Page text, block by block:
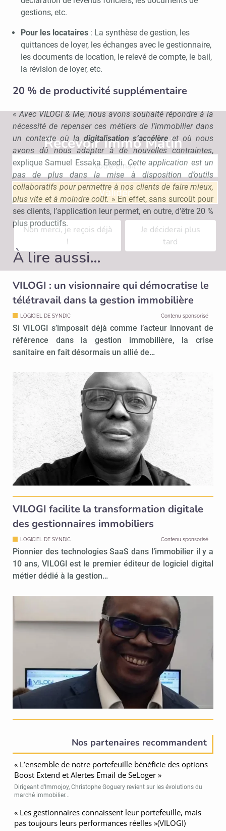
gestions, etc.
Pour les locataires: La synthèse de gestion, les
quittances de loyer, les échanges avec le gestionnaire,
les documents de location, le relevé de compte, le bail,
la révision de loyer, etc.
20 % de productivité supplémentaire
«Avec VILOGI & Me, nous avons souhaité répondre à la
nécessité de repenser ces métiers de l’immobilier dans
un contexte où la digitalisation s’accélère et où nous
avons dû nous adapter à de nouvelles contraintes,
explique Samuel Essaka Ekedi. Cette application est un
pas de plus dans la mise à disposition d’outils
collaboratifs pour permettre à nos clients de faire mieux,
plus vite et à moindre coût.» En effet, sans surcoût pour
ses clients, l’application leur permet, en outre, d’être 20 %
plus productifs.
À lire aussi…
VILOGI : un visionnaire qui démocratise le
télétravail dans la gestion immobilière
LOGICIEL DE SYNDIC Contenu sponsorisé
Si VILOGI s’imposait déjà comme l’acteur innovant de
référence dans la gestion immobilière, la crise
sanitaire en fait désormais un allié de…
VILOGI facilite la transformation digitale
des gestionnaires immobiliers
LOGICIEL DE SYNDIC Contenu sponsorisé
Pionnier des technologies SaaS dans l’immobilier il y a
10 ans, VILOGI est le premier éditeur de logiciel digital
métier dédié à la gestion…
Nos partenaires recommandent
« L’ensemble de notre portefeuille bénéficie des options
Boost Extend et Alertes Email de SeLoger »
Dirigeant d’Immojoy, Christophe Goguery revient sur les évolutions du
marché immobilier...
« Les gestionnaires connaissent leur portefeuille, mais
pas toujours leurs performances réelles »(VILOGI)
Recevoir Immo Matin
Valider
Non merci, je reçois déjà
!
Je déciderai plus
tard